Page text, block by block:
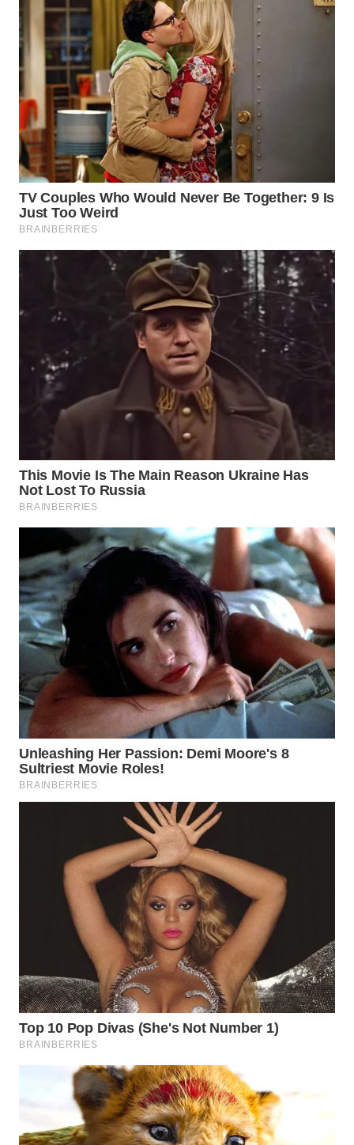
NIAS
WN
LANGKAT
WN
TAPANULI
SELATAN
WN
TANJUNG
LESUNG
WN
KARO
WN
WN
LABUHANBATU
TENGAH
WN DELI
SERDANG
WN
TEBING
TINGGI
WN
PAKPAK
WN
KARAWANG
WN
BEKASI
DEPOK
WN
SAMOSIR